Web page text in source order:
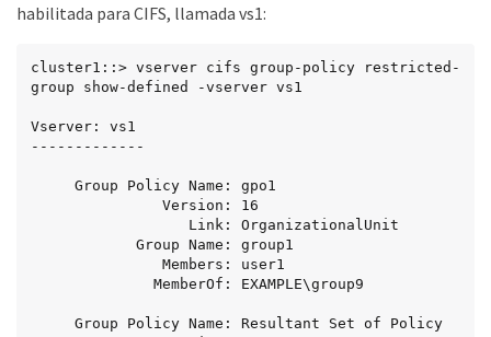
habilitada para CIFS, llamada vs1:
cluster1::> vserver cifs group-policy restricted-
group show-defined -vserver vs1
Vserver: vs1
-------------